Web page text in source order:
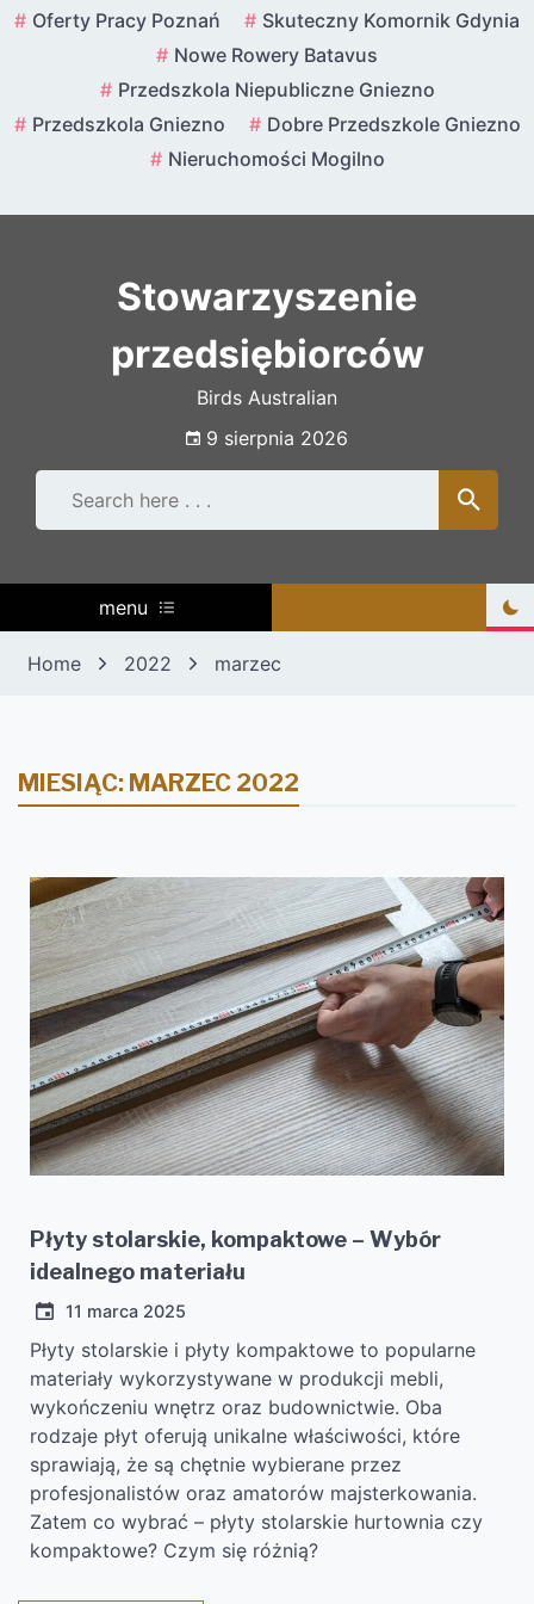
SkipOferty Pracy Poznań
Skuteczny Komornik Gdynia
Nowe Rowery Batavus
Przedszkola Niepubliczne Gniezno
Przedszkola Gniezno
Dobre Przedszkole Gniezno
Nieruchomości Mogilno
Stowarzyszenie
przedsiębiorców
Birds Australian
9 sierpnia 2026
menu
Home 2022 marzec
MIESIĄC: MARZEC 2022
Płyty stolarskie, kompaktowe – Wybór
idealnego materiału
11 marca 2025
Płyty stolarskie i płyty kompaktowe to popularne
materiały wykorzystywane w produkcji mebli,
wykończeniu wnętrz oraz budownictwie. Oba
rodzaje płyt oferują unikalne właściwości, które
sprawiają, że są chętnie wybierane przez
profesjonalistów oraz amatorów majsterkowania.
Zatem co wybrać – płyty stolarskie hurtownia czy
kompaktowe? Czym się różnią?